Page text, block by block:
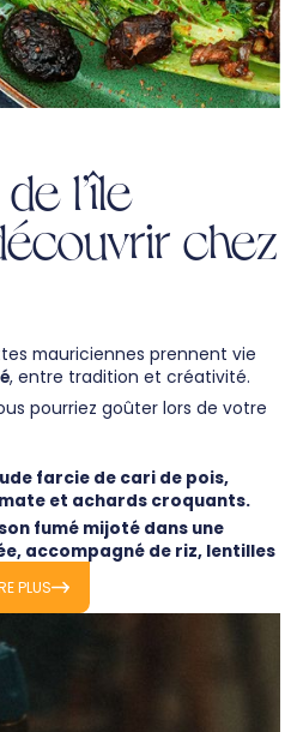
l’île
chez
mauriciennes prennent vie
, entre tradition et créativité.
pourriez goûter lors de votre
farcie de cari de pois,
et achards croquants.
fumé mijoté dans une
accompagné de riz, lentilles
au wok avec crevettes,
de sauce piment
tomates fraîches et de la
PLUS